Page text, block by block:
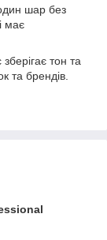
шар без
має
тон та
та брендів.